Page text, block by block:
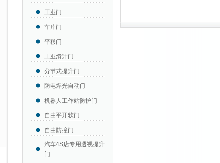
工业门
车库门
平移门
工业滑升门
分节式提升门
防电焊光自动门
机器人工作站防护门
自由平开软门
自由防撞门
汽车4S店专用透视提升
门